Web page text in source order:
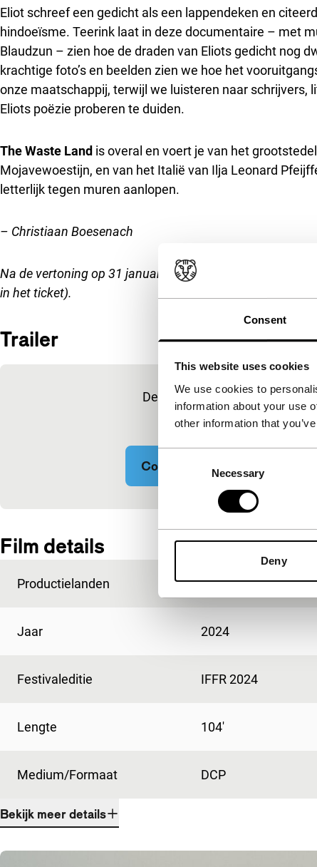
Consent
This website uses cookies
We use cookies to
information about your use
other information that
Necessary
Deny
Eliot schreef een gedicht als een lappendeken en
hindoeïsme. Teerink laat in deze documentaire – met
Blaudzun – zien hoe de draden van Eliots gedicht nog
krachtige foto’s en beelden zien we hoe het
onze maatschappij, terwijl we luisteren naar schrijvers,
Eliots poëzie proberen te duiden.
The Waste Land is overal en voert je van het
Mojavewoestijn, en van het Italië van Ilja Leonard
letterlijk tegen muren aanlopen.
– Christiaan Boesenach
Na de vertoning op 31 januari in LantarenVenster is er
in het ticket).
Trailer
Deze inhoud is beschikbaar
Cookie-instellingen wijzigen
Film details
Productielanden België,Nederland
Jaar 2024
Festivaleditie IFFR 2024
Lengte 104'
Medium/Formaat DCP
Bekijk meer details